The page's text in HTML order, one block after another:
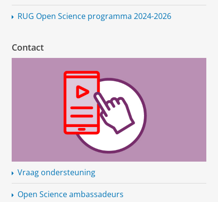
RUG Open Science programma 2024-2026
Contact
Vraag ondersteuning
Open Science ambassadeurs